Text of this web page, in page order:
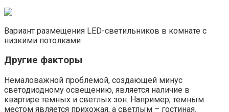
Вариант размещения LED-светильников в комнате с
низкими потолками
Другие факторы
Немаловажной проблемой, создающей минус
светодиодному освещению, является наличие в
квартире темных и светлых зон. Например, темным
местом является прихожая, а светлым – гостиная.